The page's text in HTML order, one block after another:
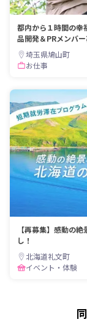
都内から１時間の幸
品開発＆PRメンバー
埼玉県鳩山町
お仕事
【再募集】感動の
し！
北海道礼文町
イベント・体験